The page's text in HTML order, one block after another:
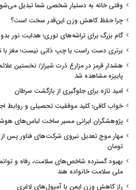
وقتی خانه به دستیار شخصی شما تبدیل
چرا حفظ کاهش وزن این‌قدر سخت است؟
گام بزرگ برای تراشه‌های نوری؛ هدایت نور
برتری دست راست یا چپ ذاتی نیست؛ مغز با
هشدار قرمز در مزارع ذرت شیراز/ نخستین
پاییزه مشاهده شد
امید تازه برای جلوگیری از بازگشت سرطان
خواب کافی؛ کلید موفقیت تحصیلی و روابط
پژوهشگران ایرانی مسیر ساخت لباس‌های
تومان
بهبود گسترده شاخص‌های سلامت، رفاه و
ملی سلامت خانواده هند
راز کاهش وزن ایمن با آمپول‌های لاغری